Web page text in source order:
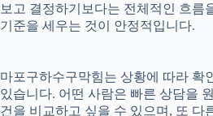
보고 결정하기보다는 전체적인 흐름
기준을 세우는 것이 안정적입니다.
마포구하수구막힘는 상황에 따라 확
있습니다. 어떤 사람은 빠른 상담을
건을 비교하고 싶을 수 있으며, 또 다